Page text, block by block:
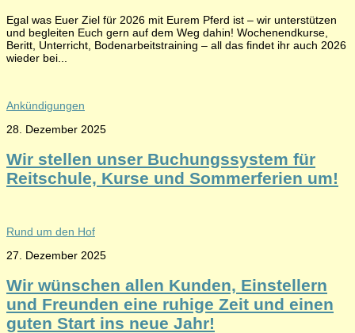
Egal was Euer Ziel für 2026 mit Eurem Pferd ist – wir unterstützen
und begleiten Euch gern auf dem Weg dahin! Wochenendkurse,
Beritt, Unterricht, Bodenarbeitstraining – all das findet ihr auch 2026
wieder bei...
Ankündigungen
28. Dezember 2025
Wir stellen unser Buchungssystem für
Reitschule, Kurse und Sommerferien um!
Rund um den Hof
27. Dezember 2025
Wir wünschen allen Kunden, Einstellern
und Freunden eine ruhige Zeit und einen
guten Start ins neue Jahr!